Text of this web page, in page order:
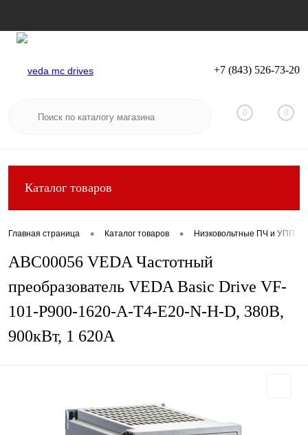
Вход Регистрация
+7 (843) 526-73-20
0 0
Каталог товаров
Главная страница • Каталог товаров • Низковольтные ПЧ и УПП
ABC00056 VEDA Частотный
преобразователь VEDA Basic Drive VF-
101-P900-1620-A-T4-E20-N-H-D, 380В,
900кВт, 1 620А